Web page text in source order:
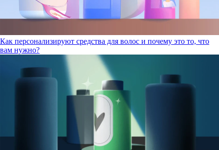
Как персонализируют средства для волос и почему это то, что
вам нужно?